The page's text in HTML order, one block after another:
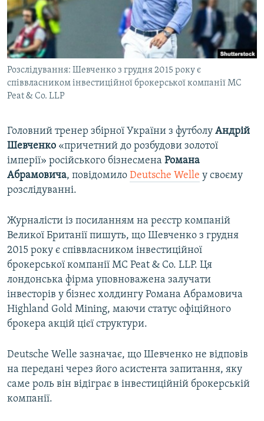
ВІДЕОУРОКИ «ELIFBE»
СВІДЧЕННЯ ОКУПАЦІЇ
УКРАЇНСЬКА ПРОБЛЕМА КРИМУ
ІНФОГРАФІКА
Русский
Qırımtatar
ДОЛУЧАЙСЯ!
Усі сайти RFE/RL
Розслідування: Шевченко з грудня 2015 року є
співвласником інвестиційної брокерської компанії MC
Peat & Co. LLP
Головний тренер збірної України з футболу Андрій
Шевченко «причетний до розбудови золотої
імперії» російського бізнесмена Романа
Абрамовича, повідомило Deutsche Welle у своєму
розслідуванні.
Журналісти із посиланням на реєстр компаній
Великої Британії пишуть, що Шевченко з грудня
2015 року є співвласником інвестиційної
брокерської компанії MC Peat & Co. LLP. Ця
лондонська фірма уповноважена залучати
інвесторів у бізнес холдингу Романа Абрамовича
Highland Gold Mining, маючи статус офіційного
брокера акцій цієї структури.
Deutsche Welle зазначає, що Шевченко не відповів
на передані через його асистента запитання, яку
саме роль він відіграє в інвестиційній брокерській
компанії.